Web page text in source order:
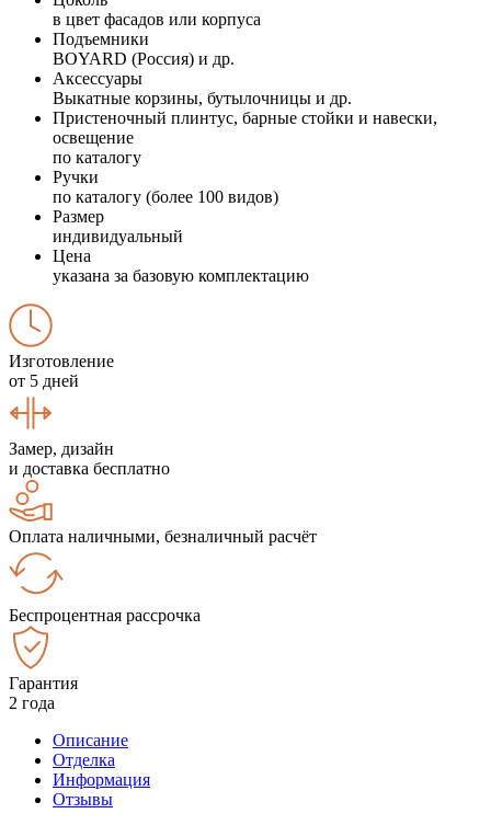
в цвет фасадов или корпуса
Подъемники
BOYARD (Россия) и др.
Аксессуары
Выкатные корзины, бутылочницы и др.
Пристеночный плинтус, барные стойки и навески,
освещение
по каталогу
Ручки
по каталогу (более 100 видов)
Размер
индивидуальный
Цена
указана за базовую комплектацию
Изготовление
от 5 дней
Замер, дизайн
и доставка бесплатно
Оплата наличными, безналичный расчёт
Беспроцентная рассрочка
Гарантия
2 года
Описание
Отделка
Информация
Отзывы